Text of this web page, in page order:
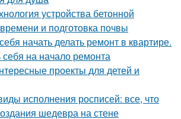
устройства бетонной
и подготовка почвы
начать делать ремонт в квартире.
себя на начало ремонта
проекты для детей и
исполнения росписей: все, что
шедевра на стене